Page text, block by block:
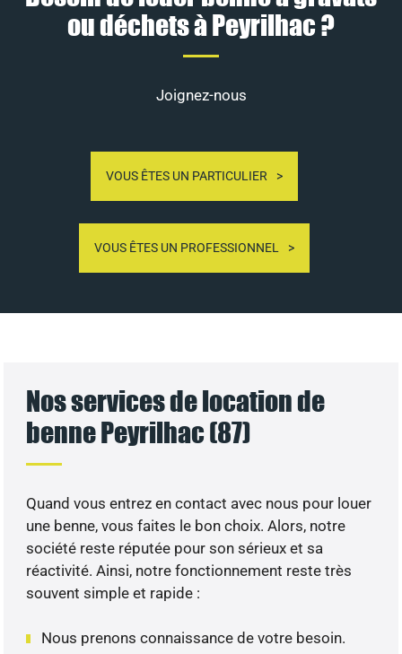
ou déchets à Peyrilhac ?
Joignez-nous
VOUS ÊTES UN PARTICULIER
VOUS ÊTES UN PROFESSIONNEL
Nos services de location de
benne Peyrilhac (87)
Quand vous entrez en contact avec nous pour louer
une benne, vous faites le bon choix. Alors, notre
société reste réputée pour son sérieux et sa
réactivité. Ainsi, notre fonctionnement reste très
souvent simple et rapide :
Nous prenons connaissance de votre besoin.